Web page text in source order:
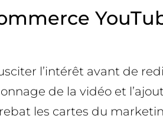
l’intérêt avant de
de la vidéo et
les cartes du